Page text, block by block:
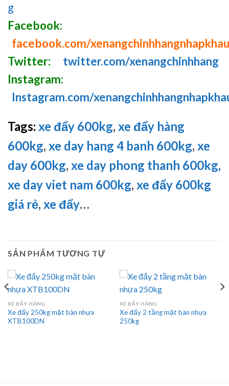
g
Facebook:
facebook.com/xenangchinhhangnhapkhau
Twitter:
twitter.com/xenangchinhhang
Instagram:
Instagram.com/
Tags: xe đẩy 600kg, xe đẩy hàng
600kg, xe day hang 4 banh 600kg, xe
day 600kg, xe day phong thanh 600kg,
xe day viet nam 600kg, xe đẩy 600kg
giá rẻ, xe đẩy…
SẢN PHẨM TƯƠNG TỰ
XE ĐẨY HÀNG
Xe đẩy 250kg mặt bàn nhựa
XTB100DN
XE ĐẨY HÀNG
Xe đẩy 2 tầng mặt bàn nhựa
250kg